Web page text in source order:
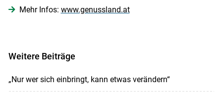
Mehr Infos: www.genussland.at
Weitere Beiträge
„Nur wer sich einbringt, kann etwas verändern“